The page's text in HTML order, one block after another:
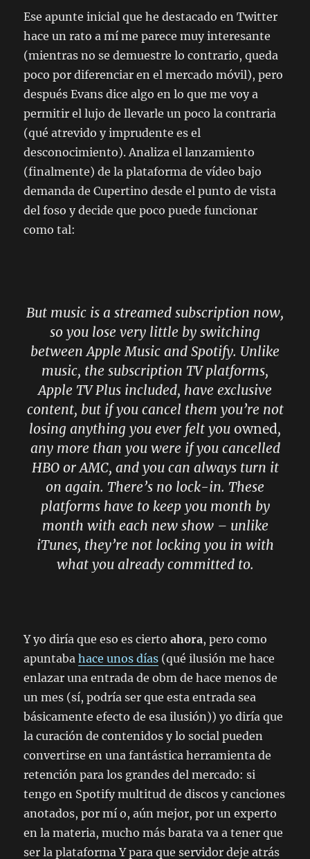
Ese apunte inicial que he destacado en Twitter
hace un rato a mí me parece muy interesante
(mientras no se demuestre lo contrario, queda
poco por diferenciar en el mercado móvil), pero
después Evans dice algo en lo que me voy a
permitir el lujo de llevarle un poco la contraria
(qué atrevido y imprudente es el
desconocimiento). Analiza el lanzamiento
(finalmente) de la plataforma de vídeo bajo
demanda de Cupertino desde el punto de vista
del foso y decide que poco puede funcionar
como tal:
But music is a streamed subscription now,
so you lose very little by switching
between Apple Music and Spotify. Unlike
music, the subscription TV platforms,
Apple TV Plus included, have exclusive
content, but if you cancel them you’re not
losing anything you ever felt you owned,
any more than you were if you cancelled
HBO or AMC, and you can always turn it
on again. There’s no lock-in. These
platforms have to keep you month by
month with each new show – unlike
iTunes, they’re not locking you in with
what you already committed to.
Y yo diría que eso es ciertoahora, pero como
apuntabahace unos días (qué ilusión me hace
enlazar una entrada de obm de hace menos de
un mes (sí, podría ser que esta entrada sea
básicamente efecto de esa ilusión)) yo diría que
la curación de contenidos y lo social pueden
convertirse en una fantástica herramienta de
retención para los grandes del mercado: si
tengo en Spotify multitud de discos y canciones
anotados, por mí o, aún mejor, por un experto
en la materia, mucho más barata va a tener que
ser la plataforma Y para que servidor deje atrás